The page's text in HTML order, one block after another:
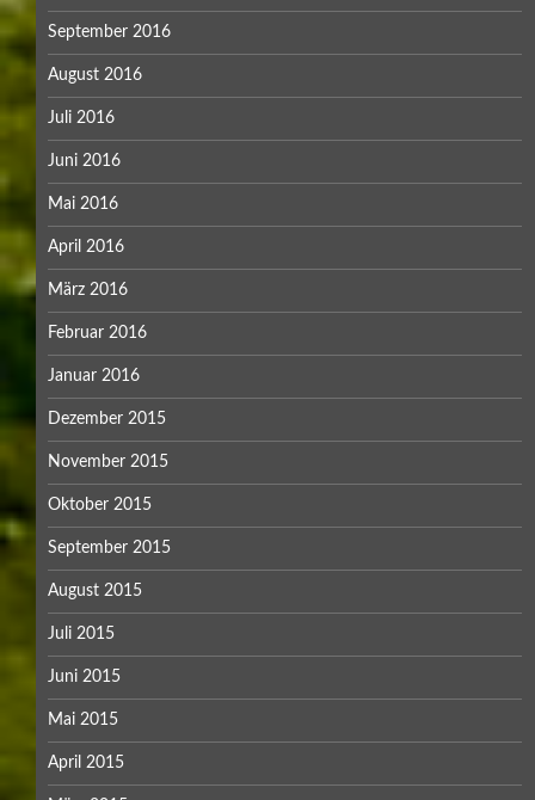
September 2016
August 2016
Juli 2016
Juni 2016
Mai 2016
April 2016
März 2016
Februar 2016
Januar 2016
Dezember 2015
November 2015
Oktober 2015
September 2015
August 2015
Juli 2015
Juni 2015
Mai 2015
April 2015